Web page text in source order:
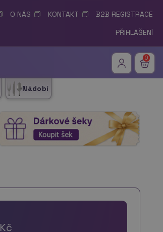
O NÁS KONTAKT
B2B REGISTRACE
PŘIHLÁŠENÍ
0
Nádobí
Kč